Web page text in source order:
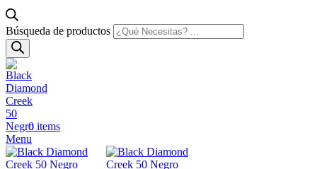
Búsqueda de productos
0 items
Menu